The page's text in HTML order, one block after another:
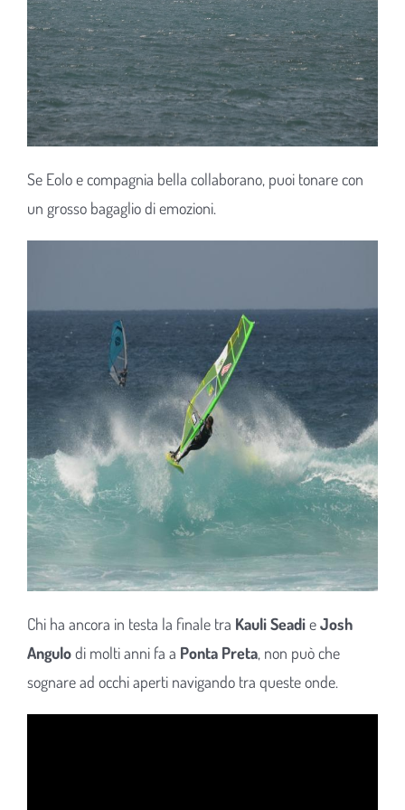
Se Eolo e compagnia bella collaborano, puoi tonare con
un grosso bagaglio di emozioni.
Chi ha ancora in testa la finale tra Kauli SeadieJosh
Angulodi molti anni fa a Ponta Preta, non può che
sognare ad occhi aperti navigando tra queste onde.